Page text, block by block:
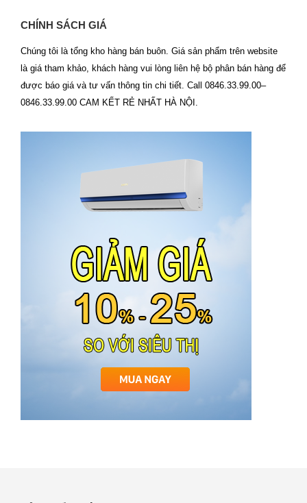
CHÍNH SÁCH GIÁ
Chúng tôi là tổng kho hàng bán buôn. Giá sản phẩm trên website
là giá tham khảo, khách hàng vui lòng liên hệ bộ phân bán hàng để
được báo giá và tư vấn thông tin chi tiết. Call 0846.33.99.00–
0846.33.99.00 CAM KẾT RẺ NHẤT HÀ NỘI.